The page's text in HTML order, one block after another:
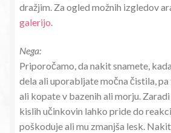
dražjim. Za ogled možnih izgledov
galerijo
Nega:
Priporočamo, da nakit snamete,
dela ali uporabljate močna čistila,
ali kopate v bazenih ali morju.
kislih učinkovin lahko pride do
poškoduje ali mu zmanjša lesk.